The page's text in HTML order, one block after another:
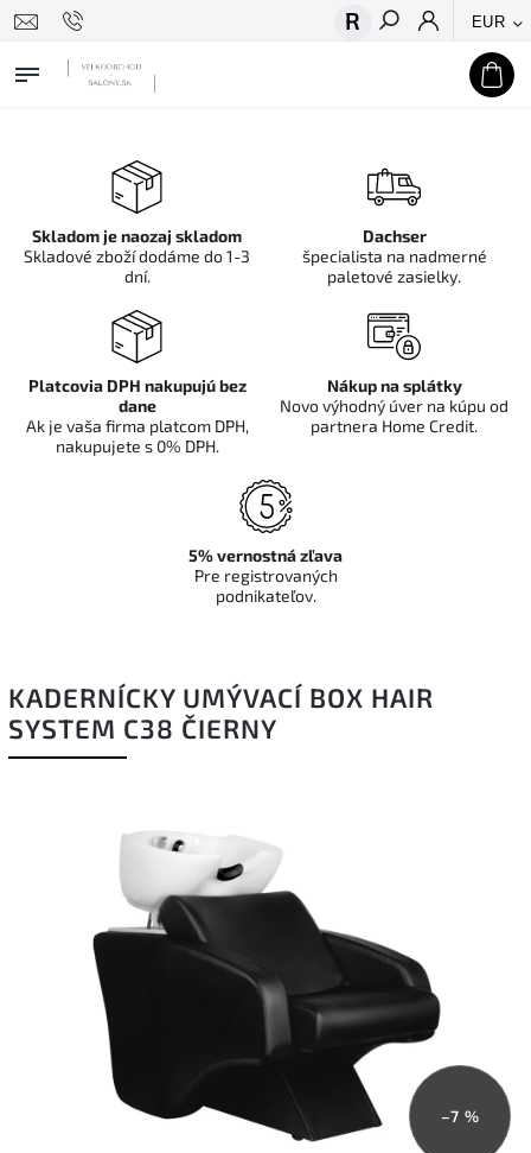
EUR
Hľadať
KADERNÍCKY UMÝVACÍ BOX HAIR
SYSTEM C38 ČIERNY
–7 %
Skladom je naozaj skladom
Skladové zboží dodáme do 1-3
dní.
Dachser
špecialista na nadmerné
paletové zasielky.
Platcovia DPH nakupujú bez
dane
Ak je vaša firma platcom DPH,
nakupujete s 0% DPH.
Nákup na splátky
Novo výhodný úver na kúpu od
partnera Home Credit.
5% vernostná zľava
Pre registrovaných
podnikateľov.